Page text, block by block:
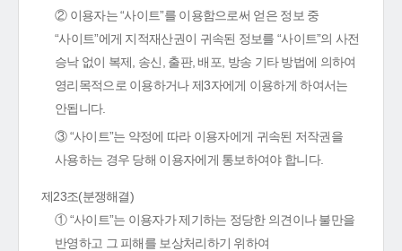
② 이용자는 “사이트”를 이용함으로써 얻은 정보 중
“사이트”에게 지적재산권이 귀속된 정보를 “사이트”의 사전
승낙 없이 복제, 송신, 출판, 배포, 방송 기타 방법에 의하여
영리목적으로 이용하거나 제3자에게 이용하게 하여서는
안됩니다.
③ “사이트”는 약정에 따라 이용자에게 귀속된 저작권을
사용하는 경우 당해 이용자에게 통보하여야 합니다.
제23조(분쟁해결)
① “사이트”는 이용자가 제기하는 정당한 의견이나 불만을
반영하고 그 피해를 보상처리하기 위하여